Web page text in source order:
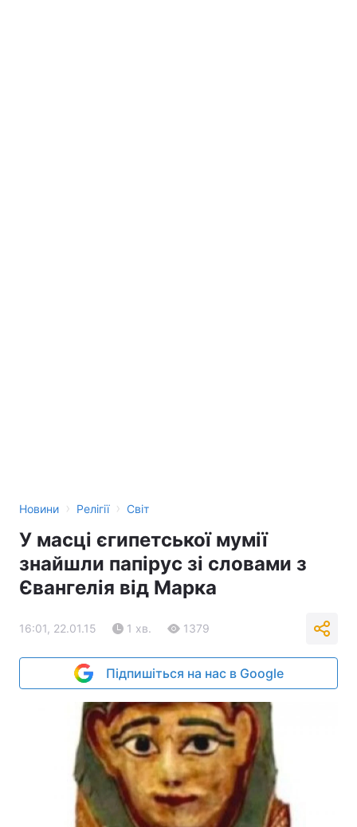
Новини › Релігії › Світ
У масці єгипетської мумії
знайшли папірус зі словами з
Євангелія від Марка
16:01, 22.01.15 1 хв. 1379
Підпишіться на нас в Google